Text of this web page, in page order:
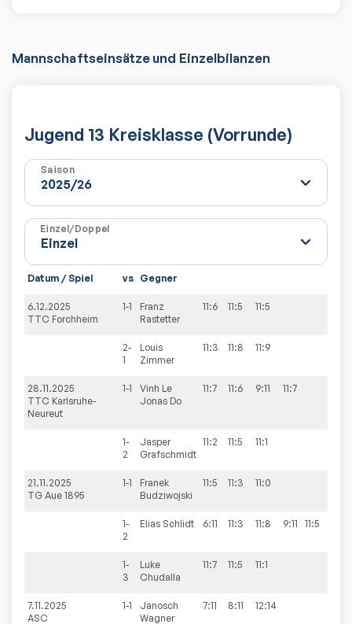
Mannschaftseinsätze und Einzelbilanzen
Jugend 13 Kreisklasse (Vorrunde)
Saison
Einzel/Doppel
Datum / Spiel vs Gegner
6.12.2025
TTC Forchheim
1-1
Franz
Rastetter
11:6 11:5 11:5
2-
1
Louis
Zimmer
11:3 11:8 11:9
28.11.2025
TTC Karlsruhe-
Neureut
1-1
Vinh Le
Jonas Do
11:7 11:6 9:11 11:7
1-
2
Jasper
Grafschmidt
11:2 11:5 11:1
21.11.2025
TG Aue 1895
1-1
Franek
Budziwojski
11:5 11:3 11:0
1-
2
Elias Schlidt 6:11 11:3 11:8 9:11 11:5
1-
3
Luke
Chudalla
11:7 11:5 11:1
7.11.2025
ASC
1-1
Janosch
Wagner
7:11 8:11 12:14